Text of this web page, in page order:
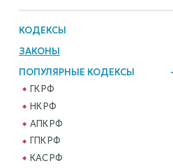
КОДЕКСЫ
ЗАКОНЫ
ПОПУЛЯРНЫЕ КОДЕКСЫ
ГК РФ
НК РФ
АПК РФ
ГПК РФ
КАС РФ